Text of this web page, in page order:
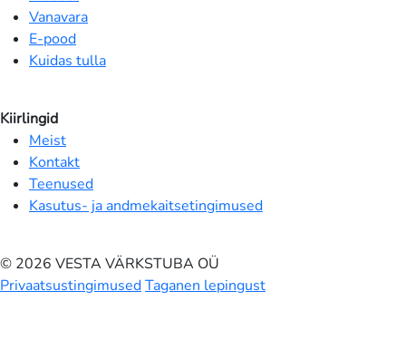
Vanavara
E-pood
Kuidas tulla
Kiirlingid
Meist
Kontakt
Teenused
Kasutus- ja andmekaitsetingimused
© 2026 VESTA VÄRKSTUBA OÜ
PrivaatsustingimusedTaganen lepingust